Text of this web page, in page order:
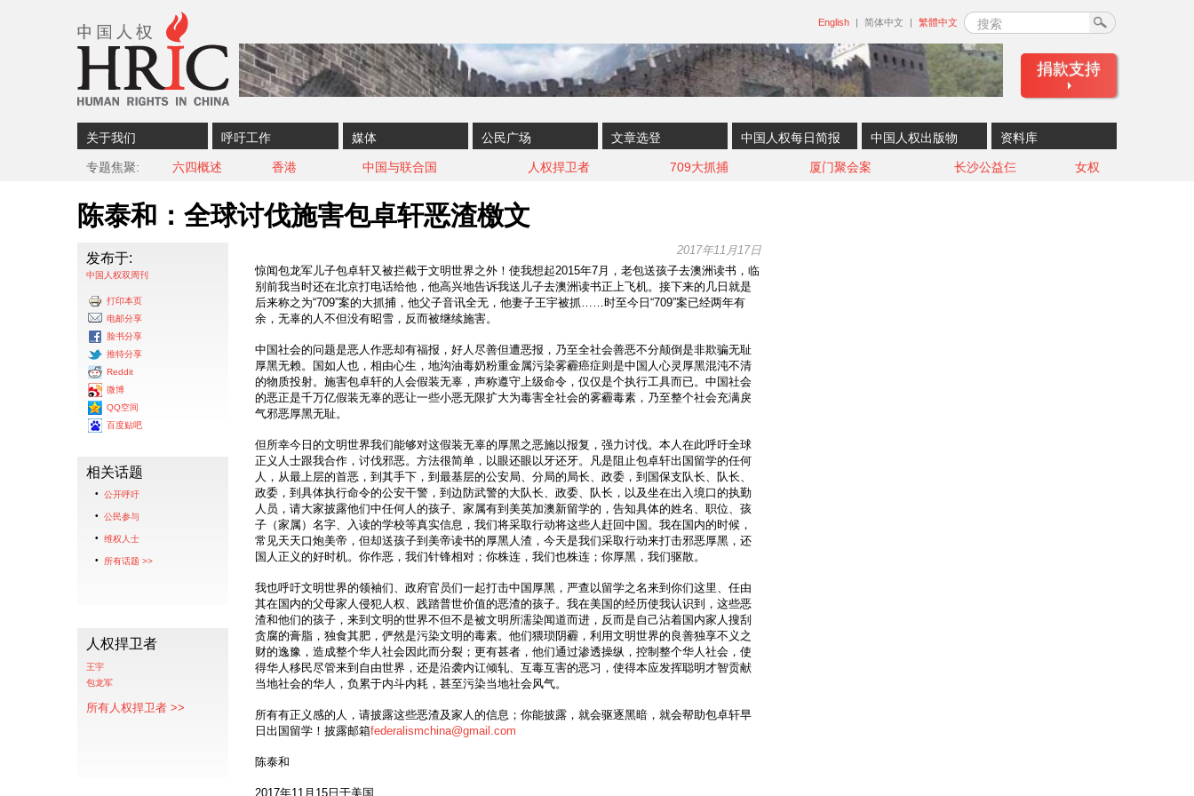
搜索
English 简体中文 繁體中文
捐款支持
关于我们 呼吁工作 媒体 公民广场 文章选登 中国人权每日简报 中国人权出版物 资料库
专题焦聚 六四概述 香港 中国与联合国 人权捍卫者 709大抓捕 厦门聚会案 长沙公益仨 女权
陈泰和：全球讨伐施害包卓轩恶渣檄文
发布于:
中国人权双周刊
打印本页
电邮分享
脸书分享
推特分享
Reddit
微博
QQ空间
百度贴吧
相关话题
公开呼吁
公民参与
维权人士
所有话题 >>
人权捍卫者
王宇
包龙军
所有人权捍卫者 >>
2017年11月17日
惊闻包龙军儿子包卓轩又被拦截于文明世界之外！使我想起2015年7月，老包送孩子去澳洲读书，临
别前我当时还在北京打电话给他，他高兴地告诉我送儿子去澳洲读书正上飞机。接下来的几日就是
后来称之为“709”案的大抓捕，他父子音讯全无，他妻子王宇被抓……时至今日“709”案已经两年有
余，无辜的人不但没有昭雪，反而被继续施害。
中国社会的问题是恶人作恶却有福报，好人尽善但遭恶报，乃至全社会善恶不分颠倒是非欺骗无耻
厚黑无赖。国如人也，相由心生，地沟油毒奶粉重金属污染雾霾癌症则是中国人心灵厚黑混沌不清
的物质投射。施害包卓轩的人会假装无辜，声称遵守上级命令，仅仅是个执行工具而已。中国社会
的恶正是千万亿假装无辜的恶让一些小恶无限扩大为毒害全社会的雾霾毒素，乃至整个社会充满戾
气邪恶厚黑无耻。
但所幸今日的文明世界我们能够对这假装无辜的厚黑之恶施以报复，强力讨伐。本人在此呼吁全球
正义人士跟我合作，讨伐邪恶。方法很简单，以眼还眼以牙还牙。凡是阻止包卓轩出国留学的任何
人，从最上层的首恶，到其手下，到最基层的公安局、分局的局长、政委，到国保支队长、队长、
政委，到具体执行命令的公安干警，到边防武警的大队长、政委、队长，以及坐在出入境口的执勤
人员，请大家披露他们中任何人的孩子、家属有到美英加澳新留学的，告知具体的姓名、职位、孩
子（家属）名字、入读的学校等真实信息，我们将采取行动将这些人赶回中国。我在国内的时候，
常见天天口炮美帝，但却送孩子到美帝读书的厚黑人渣，今天是我们采取行动来打击邪恶厚黑，还
国人正义的好时机。你作恶，我们针锋相对；你株连，我们也株连；你厚黑，我们驱散。
我也呼吁文明世界的领袖们、政府官员们一起打击中国厚黑，严查以留学之名来到你们这里、任由
其在国内的父母家人侵犯人权、践踏普世价值的恶渣的孩子。我在美国的经历使我认识到，这些恶
渣和他们的孩子，来到文明的世界不但不是被文明所濡染闻道而进，反而是自己沾着国内家人搜刮
贪腐的膏脂，独食其肥，俨然是污染文明的毒素。他们猥琐阴霾，利用文明世界的良善独享不义之
财的逸豫，造成整个华人社会因此而分裂；更有甚者，他们通过渗透操纵，控制整个华人社会，使
得华人移民尽管来到自由世界，还是沿袭内讧倾轧、互毒互害的恶习，使得本应发挥聪明才智贡献
当地社会的华人，负累于内斗内耗，甚至污染当地社会风气。
所有有正义感的人，请披露这些恶渣及家人的信息；你能披露，就会驱逐黑暗，就会帮助包卓轩早
日出国留学！披露邮箱federalismchina@gmail.com
陈泰和
2017年11月15日于美国